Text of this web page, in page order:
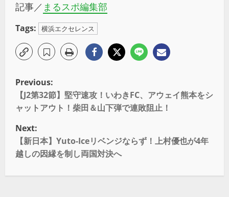
記事／ まるスポ編集部
Tags: 横浜エクセレンス
Previous:
【J2第32節】堅守速攻！いわきFC、アウェイ熊本をシ
ャットアウト！柴田＆山下弾で連敗阻止！
Next:
【新日本】Yuto-Iceリベンジならず！上村優也が4年
越しの因縁を制し両国対決へ